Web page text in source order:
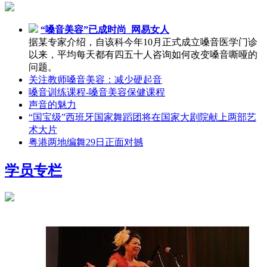
“嗓音美容”已成时尚_网易女人
据某专家介绍，自该科今年10月正式成立嗓音医学门诊
以来，平均每天都有四五十人咨询如何改变嗓音嘶哑的
问题。
关注教师嗓音美容：减少硬起音
嗓音训练课程-嗓音美容保健课程
声音的魅力
“国宝级”西班牙国家舞蹈团将在国家大剧院献上两部艺
术大片
粤港两地编舞29日正面对撼
学员专栏